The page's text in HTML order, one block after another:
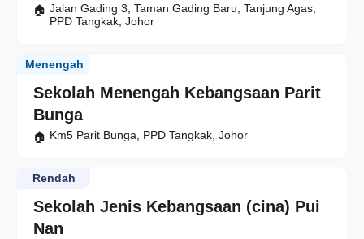
Jalan Gading 3, Taman Gading Baru, Tanjung Agas,
PPD Tangkak, Johor
Sekolah Menengah Kebangsaan Parit
Bunga
Menengah
Km5 Parit Bunga, PPD Tangkak, Johor
Sekolah Jenis Kebangsaan (cina) Pui
Nan
Rendah